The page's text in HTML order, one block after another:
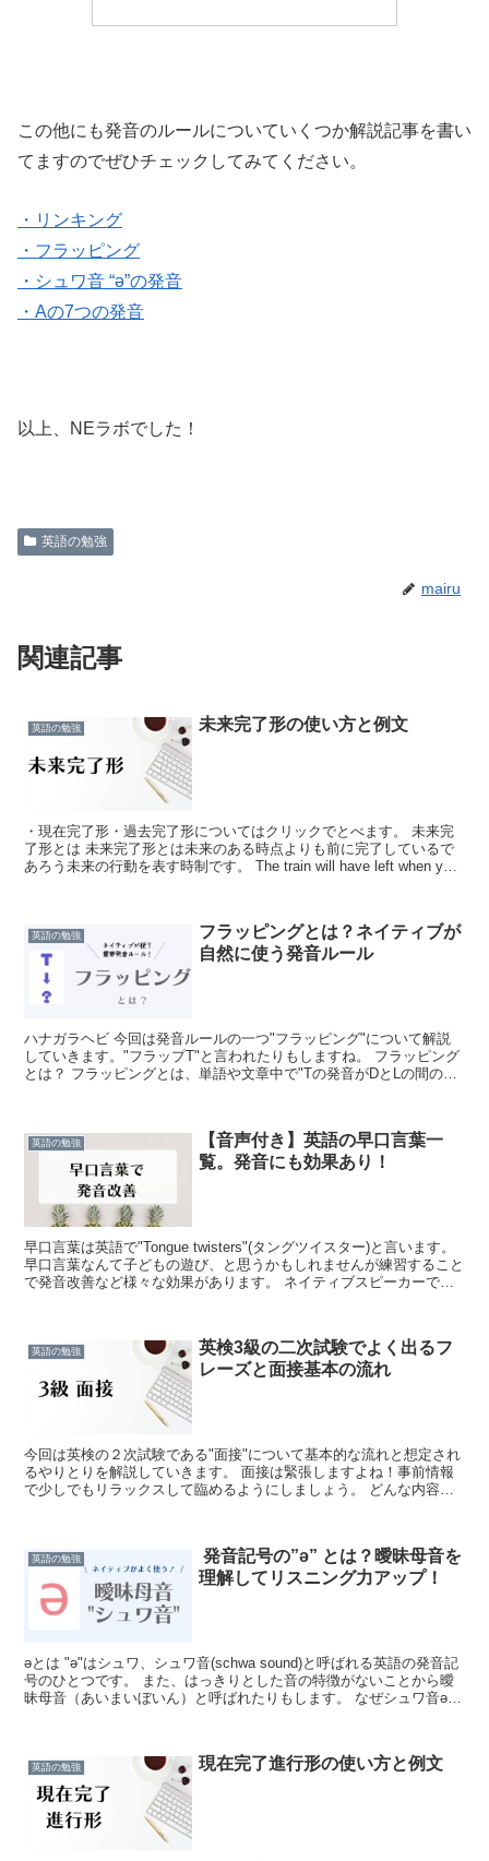
この他にも発音のルールについていくつか解説記事を書い
てますのでぜひチェックしてみてください。
・リンキング
・フラッピング
・シュワ音 “ə”の発音
・Aの7つの発音
以上、NEラボでした！
英語の勉強
mairu
関連記事
英語の勉強 未来完了形の使い方と例文
・現在完了形・過去完了形についてはクリックでとべます。 未来完
了形とは 未来完了形とは未来のある時点よりも前に完了しているで
あろう未来の行動を表す時制です。 The train will have left when you
英語の勉強
フラッピングとは？ネイティブが
自然に使う発音ルール
ハナガラヘビ 今回は発音ルールの一つ"フラッピング"について解説
していきます。"フラップT"と言われたりもしますね。 フラッピング
とは？ フラッピングとは、単語や文章中で"Tの発音がDとLの間のよ
英語の勉強
【音声付き】英語の早口言葉一
覧。発音にも効果あり！
早口言葉は英語で"Tongue twisters"(タングツイスター)と言います。
早口言葉なんて子どもの遊び、と思うかもしれませんが練習すること
で発音改善など様々な効果があります。 ネイティブスピーカーです
英語の勉強
英検3級の二次試験でよく出るフ
レーズと面接基本の流れ
今回は英検の２次試験である"面接"について基本的な流れと想定され
るやりとりを解説していきます。 面接は緊張しますよね！事前情報
で少しでもリラックスして臨めるようにしましょう。 どんな内容な
英語の勉強
発音記号の”ə” とは？曖昧母音を
理解してリスニング力アップ！
əとは "ə"はシュワ、シュワ音(schwa sound)と呼ばれる英語の発音記
号のひとつです。 また、はっきりとした音の特徴がないことから曖
昧母音（あいまいぼいん）と呼ばれたりもします。 なぜシュワ音əを
英語の勉強 現在完了進行形の使い方と例文